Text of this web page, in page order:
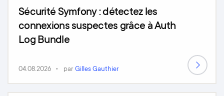
Sécurité Symfony : détectez les
connexions suspectes grâce à Auth
Log Bundle
04.08.2026 par Gilles Gauthier